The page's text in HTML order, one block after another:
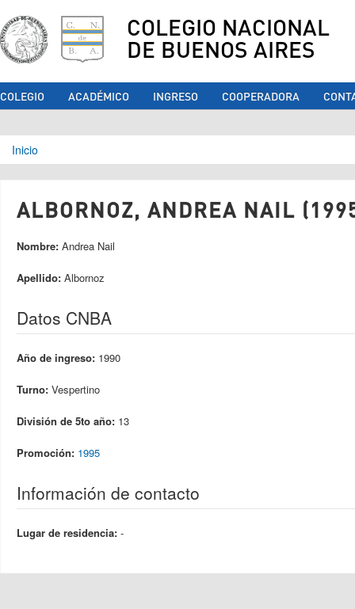
COLEGIO NACIONAL
DE BUENOS AIRES
COLEGIO ACADÉMICO INGRESO COOPERADORA
Se encuentra usted aquí
Inicio
ALBORNOZ, ANDREA NAIL
Nombre: Andrea Nail
Apellido: Albornoz
Datos CNBA
Año de ingreso: 1990
Turno: Vespertino
División de 5to año: 13
Promoción: 1995
Información de contacto
Lugar de residencia: -